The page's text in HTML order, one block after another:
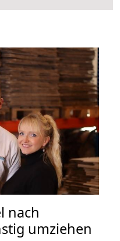
nach
umziehen